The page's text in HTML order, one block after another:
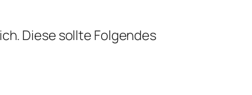
Diese sollte Folgendes